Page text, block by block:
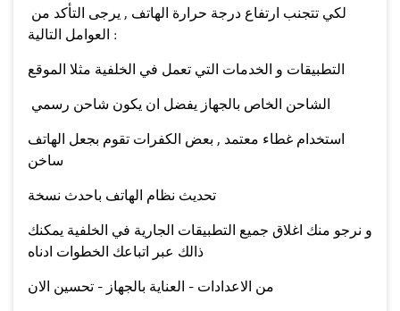
العوامل التالية :
استخدام غطاء معتمد , بعض الكفرات تقوم بجعل الهاتف
و نرجو منك اغلاق جميع التطبيقات الجارية في الخلفية يمكنك